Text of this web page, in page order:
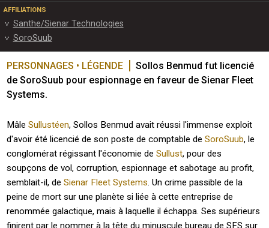
AFFILIATIONS
Santhe/Sienar Technologies
SoroSuub
PERSONNAGES • LÉGENDE
Sollos Benmud fut licencié
de SoroSuub pour espionnage en faveur de Sienar Fleet
Systems.
MâleSullustéen, Sollos Benmud avait réussi l'immense exploit
d'avoir été licencié de son poste de comptable deSoroSuub, le
conglomérat régissant l'économie deSullust, pour des
soupçons de vol, corruption, espionnage et sabotage au profit,
semblait-il, deSienar Fleet Systems. Un crime passible de la
peine de mort sur une planète si liée à cette entreprise de
renommée galactique, mais à laquelle il échappa. Ses supérieurs
finirent par le nommer à la tête du minuscule bureau de SFS sur